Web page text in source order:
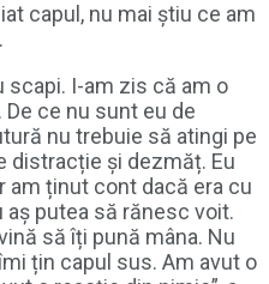
capul, nu mai știu ce am
scapi. I-am zis că am o
ce nu sunt eu de
nu trebuie să atingi pe
distracție și dezmăț. Eu
am ținut cont dacă era cu
aș putea să rănesc voit.
să îți pună mâna. Nu
țin capul sus. Am avut o